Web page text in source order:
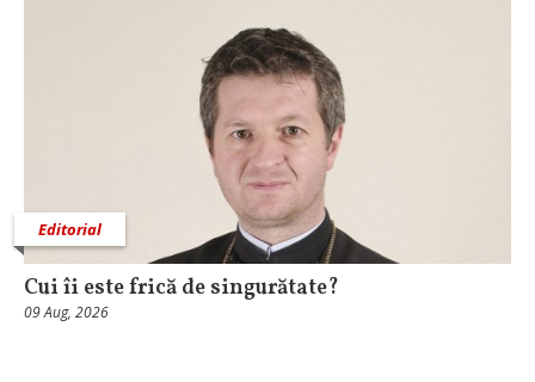
Editorial
Cui îi este frică de singurătate?
09 Aug, 2026